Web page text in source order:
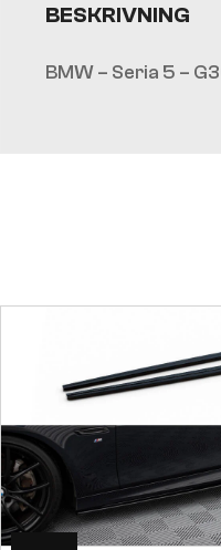
BESKRIVNING
BMW – Seria 5 –